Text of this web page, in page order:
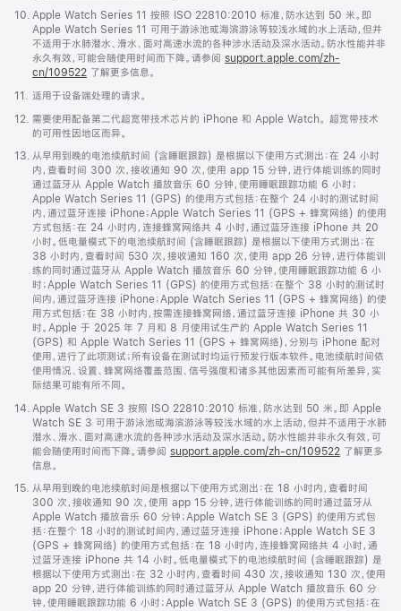
口
中
打
开)
脚
10. Apple Watch Series 11 按照 ISO 22810:2010 标准，防水达到 50 米。即
Apple Watch Series 11 可用于游泳池或海滨游泳等较浅水域的水上活动，但并
不适用于水肺潜水、滑水、面对高速水流的各种涉水活动及深水活动。防水性能并非
永久有效，可能会随使用时间而下降。请参阅 support.apple.com/zh-
cn/109522 了解更多信息。
脚
11. 适用于设备端处理的请求。
脚
12. 需要使用配备第二代超宽带技术芯片的 iPhone 和 Apple Watch。 超宽带技术
的可用性因地区而异。
脚
13.
从早用到晚的电池续航时间 (含睡眠跟踪) 是根据以下使用方式测出：在 24 小时
内，查看时间 300 次，接收通知 90 次，使用 app 15 分钟，进行体能训练的同时
通过蓝牙从 Apple Watch 播放音乐 60 分钟，使用睡眠跟踪功能 6 小时；
Apple Watch Series 11 (GPS) 的使用方式包括：在整个 24 小时的测试时间
内，通过蓝牙连接 iPhone；Apple Watch Series 11 (GPS + 蜂窝网络) 的使用
方式包括：在 24 小时内，连接蜂窝网络共 4 小时，通过蓝牙连接 iPhone 共 20
小时。低电量模式下的电池续航时间 (含睡眠跟踪) 是根据以下使用方式测出：在
38 小时内，查看时间 530 次，接收通知 160 次，使用 app 26 分钟，进行体能训
练的同时通过蓝牙从 Apple Watch 播放音乐 60 分钟，使用睡眠跟踪功能 6 小
时；Apple Watch Series 11 (GPS) 的使用方式包括：在整个 38 小时的测试时
间内，通过蓝牙连接 iPhone；Apple Watch Series 11 (GPS + 蜂窝网络) 的使
用方式包括：在 38 小时内，按需连接蜂窝网络，通过蓝牙连接 iPhone 共 30 小
时。Apple 于 2025 年 7 月和 8 月使用试生产的 Apple Watch Series 11
(GPS) 和 Apple Watch Series 11 (GPS + 蜂窝网络)，分别与 iPhone 配对
使用，进行了此项测试；所有设备在测试时均运行预发行版本软件。电池续航时间依
使用情况、设置、蜂窝网络覆盖范围、信号强度和诸多其他因素而可能有所差异，实
际结果可能有所不同。
脚
14.
Apple Watch SE 3 按照 ISO 22810:2010 标准，防水达到 50 米。即 Apple
Watch SE 3 可用于游泳池或海滨游泳等较浅水域的水上活动，但并不适用于水肺
潜水、滑水、面对高速水流的各种涉水活动及深水活动。防水性能并非永久有效，可
能会随使用时间而下降。请参阅 support.apple.com/zh-cn/109522 了解更多
信息。
脚
15. 从早用到晚的电池续航时间是根据以下使用方式测出：在 18 小时内，查看时间
300 次，接收通知 90 次，使用 app 15 分钟，进行体能训练的同时通过蓝牙从
Apple Watch 播放音乐 60 分钟；Apple Watch SE 3 (GPS) 的使用方式包
括：在整个 18 小时的测试时间内，通过蓝牙连接 iPhone；Apple Watch SE 3
(GPS + 蜂窝网络) 的使用方式包括：在 18 小时内，连接蜂窝网络共 4 小时，通
过蓝牙连接 iPhone 共 14 小时。低电量模式下的电池续航时间 (含睡眠跟踪) 是
根据以下使用方式测出：在 32 小时内，查看时间 430 次，接收通知 130 次，使用
app 20 分钟，进行体能训练的同时通过蓝牙从 Apple Watch 播放音乐 60 分
钟，使用睡眠跟踪功能 6 小时；Apple Watch SE 3 (GPS) 的使用方式包括：在